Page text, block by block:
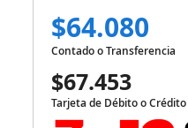
$64.080
Contado o Transferencia
$67.453
Tarjeta de Débito o Crédito